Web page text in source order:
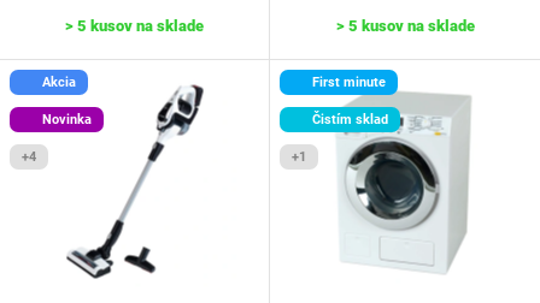
> 5 kusov na sklade > 5 kusov na sklade
Akcia
Novinka
+4
First minute
Čistím sklad
+1